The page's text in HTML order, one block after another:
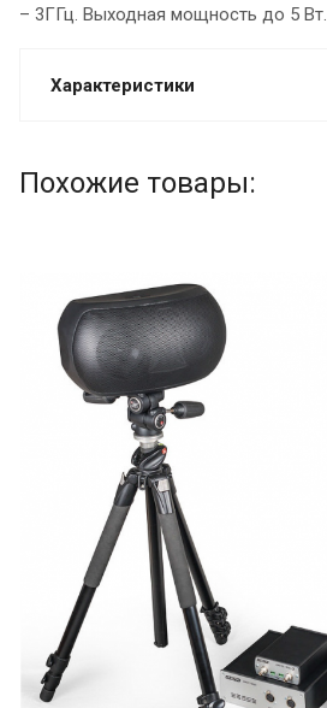
– 3ГГц. Выходная мощность до 5 Вт.
Характеристики
Похожие товары: